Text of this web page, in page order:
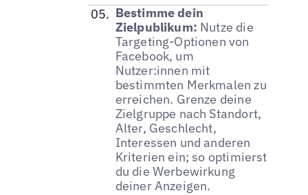
Bestimme dein
Zielpublikum: Nutze die
Targeting-Optionen von
Facebook, um
Nutzer:innen mit
bestimmten Merkmalen zu
erreichen. Grenze deine
Zielgruppe nach Standort,
Alter, Geschlecht,
Interessen und anderen
Kriterien ein; so optimierst
du die Werbewirkung
deiner Anzeigen.